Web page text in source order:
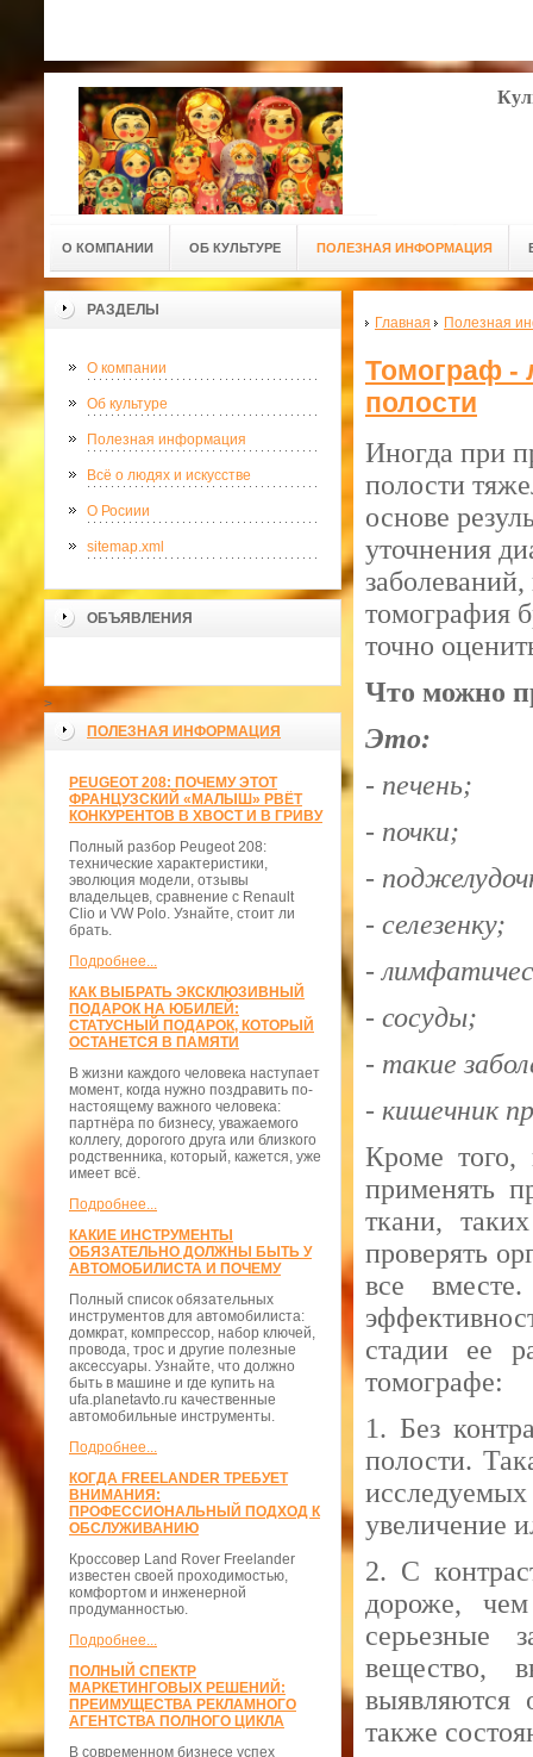
О КОМПАНИИ ОБ КУЛЬТУРЕ ПОЛЕЗНАЯ ИНФОРМАЦИЯ
РАЗДЕЛЫ
О компании
Об культуре
Полезная информация
Всё о людях и искусстве
О Росиии
sitemap.xml
ОБЪЯВЛЕНИЯ
>
ПОЛЕЗНАЯ ИНФОРМАЦИЯ
PEUGEOT 208: ПОЧЕМУ ЭТОТ
ФРАНЦУЗСКИЙ «МАЛЫШ» РВЁТ
КОНКУРЕНТОВ В ХВОСТ И В ГРИВУ
Полный разбор Peugeot 208:
технические характеристики,
эволюция модели, отзывы
владельцев, сравнение с Renault
Clio и VW Polo. Узнайте, стоит ли
брать.
Подробнее...
КАК ВЫБРАТЬ ЭКСКЛЮЗИВНЫЙ
ПОДАРОК НА ЮБИЛЕЙ:
СТАТУСНЫЙ ПОДАРОК, КОТОРЫЙ
ОСТАНЕТСЯ В ПАМЯТИ
В жизни каждого человека наступает
момент, когда нужно поздравить по-
настоящему важного человека:
партнёра по бизнесу, уважаемого
коллегу, дорогого друга или близкого
родственника, который, кажется, уже
имеет всё.
Подробнее...
КАКИЕ ИНСТРУМЕНТЫ
ОБЯЗАТЕЛЬНО ДОЛЖНЫ БЫТЬ У
АВТОМОБИЛИСТА И ПОЧЕМУ
Полный список обязательных
инструментов для автомобилиста:
домкрат, компрессор, набор ключей,
провода, трос и другие полезные
аксессуары. Узнайте, что должно
быть в машине и где купить на
ufa.planetavto.ru качественные
автомобильные инструменты.
Подробнее...
КОГДА FREELANDER ТРЕБУЕТ
ВНИМАНИЯ:
ПРОФЕССИОНАЛЬНЫЙ ПОДХОД К
ОБСЛУЖИВАНИЮ
Кроссовер Land Rover Freelander
известен своей проходимостью,
комфортом и инженерной
продуманностью.
Подробнее...
ПОЛНЫЙ СПЕКТР
МАРКЕТИНГОВЫХ РЕШЕНИЙ:
ПРЕИМУЩЕСТВА РЕКЛАМНОГО
АГЕНТСТВА ПОЛНОГО ЦИКЛА
В современном бизнесе успех
Главная Полезная
Томограф -
полости
Иногда при
полости
основе
уточнения
томография
точно
Что можно
Это:
- печень;
- почки;
-
- селезенку;
-
- сосуды;
- такие
- кишечник
Кроме того,
применять
ткани,
проверять
все
стадии ее
томографе:
1. Без
полости.
увеличение
2. С
дороже,
серьезные
вещество,
выявляются
также